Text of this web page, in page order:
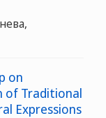
on
of Traditional
Expressions